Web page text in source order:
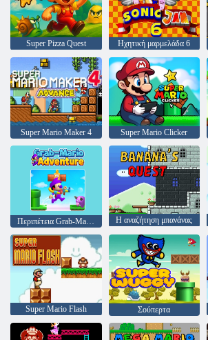
Super Pizza Quest Ηχητική μαρμελάδα 6
Super Mario Maker 4 Super Mario Clicker
Η αναζήτηση μπανάνας
Super Mario Flash Σούπερτα